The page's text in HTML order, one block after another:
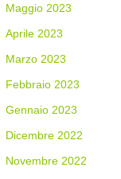
Maggio 2023
Aprile 2023
Marzo 2023
Febbraio 2023
Gennaio 2023
Dicembre 2022
Novembre 2022